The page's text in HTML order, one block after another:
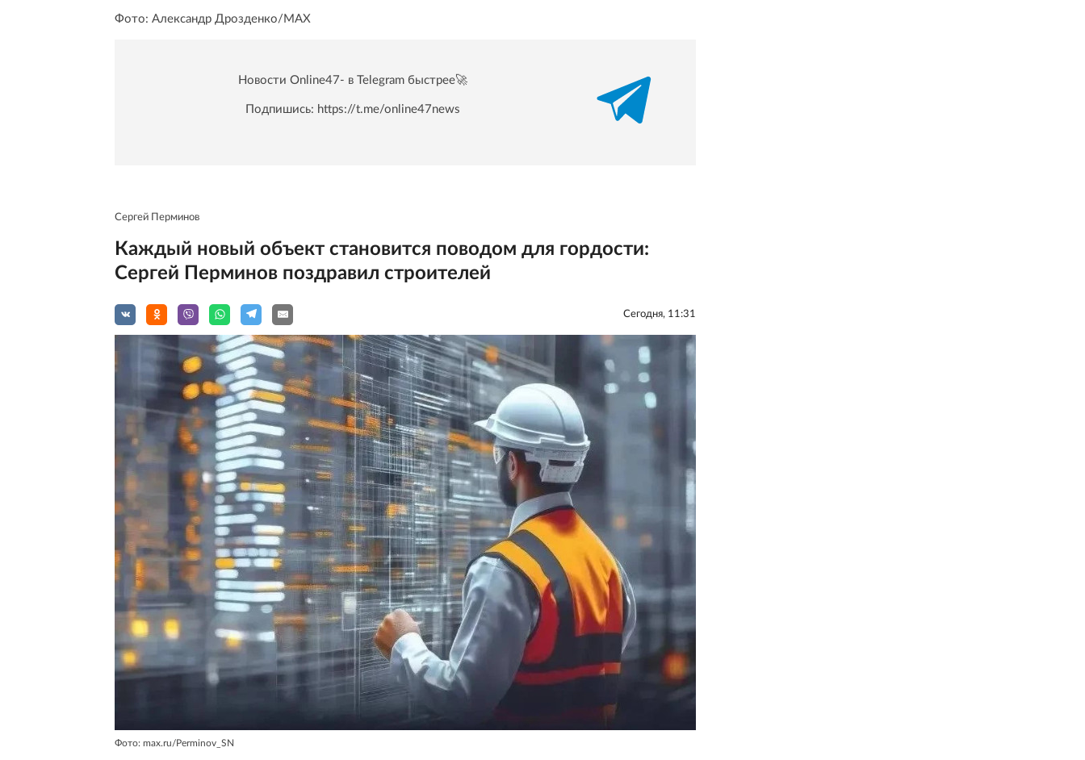
Фото: Александр Дрозденко/MAX
Новости Online47- в Telegram быстрее🚀
Подпишись: https://t.me/online47news
Сергей Перминов
Каждый новый объект становится поводом для гордости:
Сергей Перминов поздравил строителей
Сегодня, 11:31
Фото: max.ru/Perminov_SN